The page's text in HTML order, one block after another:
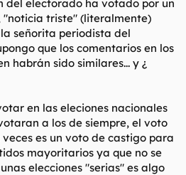
de pollas flácidas e inoperantes.
de seguidismo, de
de argumento y acción. Hace falta
grangrena, arrancar la metástasis
y al capital avariento e insaciable.
entiende, necesita y finalmente
es el de funciona a golpe de varazo,
del electorado ha votado por un
triste" (literalmente)
señorita periodista del
que los comentarios en los
habrán sido similares... y ¿
en las eleciones nacionales
a los de siempre, el voto
es un voto de castigo para
mayoritarios ya que no se
elecciones "serias" es algo